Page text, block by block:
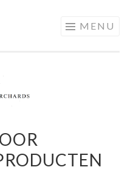
MENU